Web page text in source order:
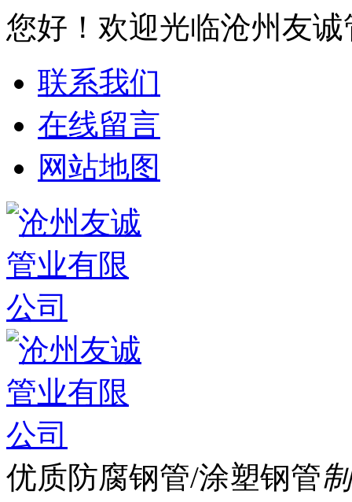
您好！欢迎光临沧州友
联系我们
在线留言
网站地图
优质防腐钢管/涂塑钢管